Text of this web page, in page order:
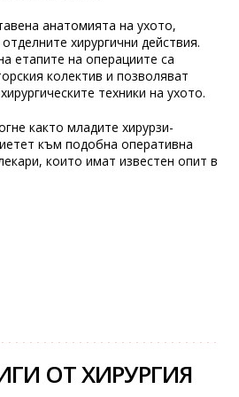
анатомията на ухото,
хирургични действия.
етапите на операциите са
колектив и позволяват
техники на ухото.
както младите хирурзи-
към подобна оперативна
които имат известен опит в
ОТ ХИРУРГИЯ